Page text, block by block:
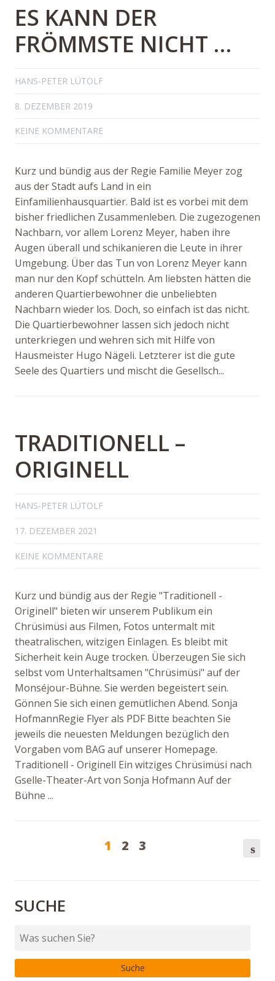
ES KANN DER
FRÖMMSTE NICHT …
HANS-PETER LÜTOLF
8. DEZEMBER 2019
KEINE KOMMENTARE
Kurz und bündig aus der Regie Familie Meyer zog
aus der Stadt aufs Land in ein
Einfamilienhausquartier. Bald ist es vorbei mit dem
bisher friedlichen Zusammenleben. Die zugezogenen
Nachbarn, vor allem Lorenz Meyer, haben ihre
Augen überall und schikanieren die Leute in ihrer
Umgebung. Über das Tun von Lorenz Meyer kann
man nur den Kopf schütteln. Am liebsten hätten die
anderen Quartierbewohner die unbeliebten
Nachbarn wieder los. Doch, so einfach ist das nicht.
Die Quartierbewohner lassen sich jedoch nicht
unterkriegen und wehren sich mit Hilfe von
Hausmeister Hugo Nägeli. Letzterer ist die gute
Seele des Quartiers und mischt die Gesellsch...
TRADITIONELL –
ORIGINELL
HANS-PETER LÜTOLF
17. DEZEMBER 2021
KEINE KOMMENTARE
Kurz und bündig aus der Regie "Traditionell -
Originell" bieten wir unserem Publikum ein
Chrüsimüsi aus Filmen, Fotos untermalt mit
theatralischen, witzigen Einlagen. Es bleibt mit
Sicherheit kein Auge trocken. Überzeugen Sie sich
selbst vom Unterhaltsamen "Chrüsimüsi" auf der
Monséjour-Bühne. Sie werden begeistert sein.
Gönnen Sie sich einen gemütlichen Abend. Sonja
HofmannRegie Flyer als PDF Bitte beachten Sie
jeweils die neuesten Meldungen bezüglich den
Vorgaben vom BAG auf unserer Homepage.
Traditionell - Originell Ein witziges Chrüsimüsi nach
Gselle-Theater-Art von Sonja Hofmann Auf der
Bühne ...
1 2 3 s
SUCHE